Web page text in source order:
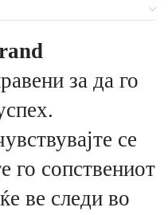
за да го
се
го сопствениот
ве следи во